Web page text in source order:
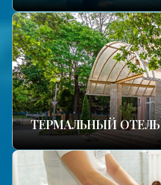
ТЕРМАЛЬНЫЙ ОТЕЛЬ